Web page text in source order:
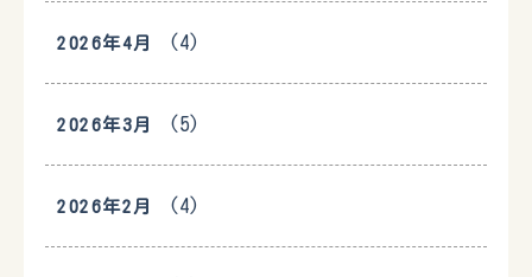
2026年4月 (4)
2026年3月 (5)
2026年2月 (4)